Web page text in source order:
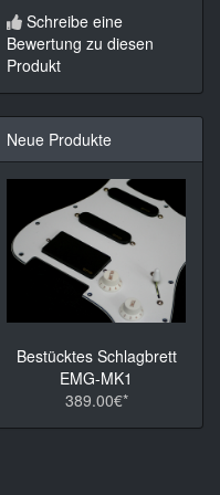
Schreibe eine
Bewertung zu diesen
Produkt
Neue Produkte
Bestücktes Schlagbrett
EMG-MK1
389.00€*